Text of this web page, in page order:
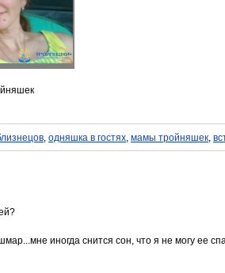
, одняшка в гостях, мамы тройняшек,
иногда снится сон, что я не могу ее